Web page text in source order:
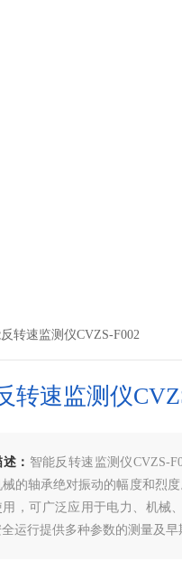
转速监测仪CVZS-F002
转速监测仪
： 智能反转速监测仪CVZS-
的轴承绝对振动的幅度和烈
用，可广泛应用于电力、机械
运行提供多种参数的测量及早